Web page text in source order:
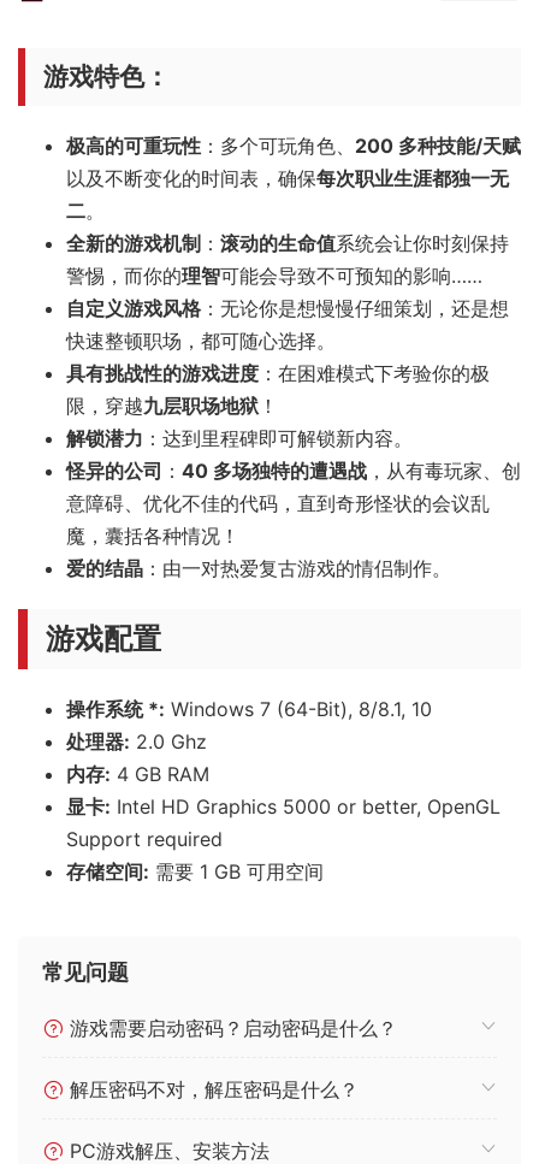
游戏特色：
极高的可重玩性 ：多个可玩角色、 200 多种技能/天赋
以及不断变化的时间表，确保每次职业生涯都独一无
二。
全新的游戏机制 ： 滚动的生命值系统会让你时刻保持
警惕，而你的理智可能会导致不可预知的影响……
自定义游戏风格 ：无论你是想慢慢仔细策划，还是想
快速整顿职场，都可随心选择。
具有挑战性的游戏进度 ：在困难模式下考验你的极
限，穿越九层职场地狱 ！
解锁潜力 ：达到里程碑即可解锁新内容。
怪异的公司 ： 40 多场独特的遭遇战 ，从有毒玩家、创
意障碍、优化不佳的代码，直到奇形怪状的会议乱
魔，囊括各种情况！
爱的结晶 ：由一对热爱复古游戏的情侣制作。
游戏配置
操作系统 *: Windows 7 (64-Bit), 8/8.1, 10
处理器: 2.0 Ghz
内存: 4 GB RAM
显卡: Intel HD Graphics 5000 or better, OpenGL
Support required
存储空间: 需要 1 GB 可用空间
常见问题
游戏需要启动密码？启动密码是什么？
解压密码不对，解压密码是什么？
PC游戏解压、安装方法